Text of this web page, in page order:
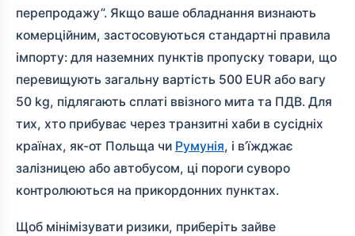
перепродажу”. Якщо ваше обладнання визнають
комерційним, застосовуються стандартні правила
імпорту: для наземних пунктів пропуску товари, що
перевищують загальну вартість 500 EUR або вагу
50 kg, підлягають сплаті ввізного мита та ПДВ. Для
тих, хто прибуває через транзитні хаби в сусідніх
країнах, як-от Польща чи Румунія, і в’їжджає
залізницею або автобусом, ці пороги суворо
контролюються на прикордонних пунктах.
Щоб мінімізувати ризики, приберіть зайве